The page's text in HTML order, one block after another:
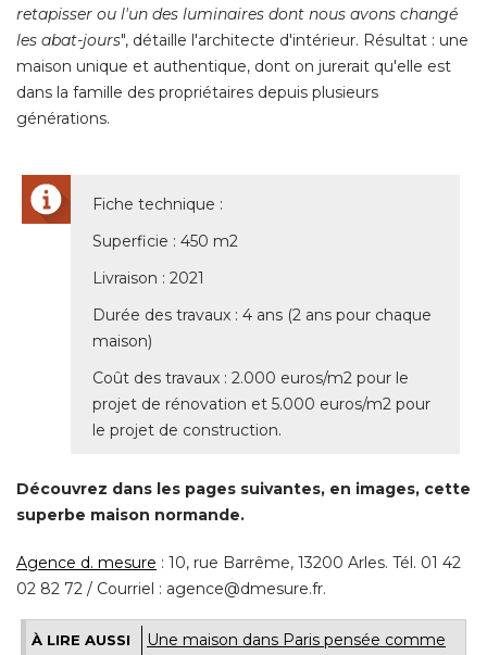
retapisser ou l'un des luminaires dont nous avons changé
les abat-jours", détaille l'architecte d'intérieur. Résultat : une
maison unique et authentique, dont on jurerait qu'elle est
dans la famille des propriétaires depuis plusieurs
générations.
Fiche technique :
Superficie : 450 m2
Livraison : 2021
Durée des travaux : 4 ans (2 ans pour chaque
maison)
Coût des travaux : 2.000 euros/m2 pour le
projet de rénovation et 5.000 euros/m2 pour
le projet de construction.
Découvrez dans les pages suivantes, en images, cette
superbe maison normande.
Agence d. mesure : 10, rue Barrême, 13200 Arles. Tél. 01 42
02 82 72 / Courriel : agence@dmesure.fr.
À LIRE AUSSI
Une maison dans Paris pensée comme